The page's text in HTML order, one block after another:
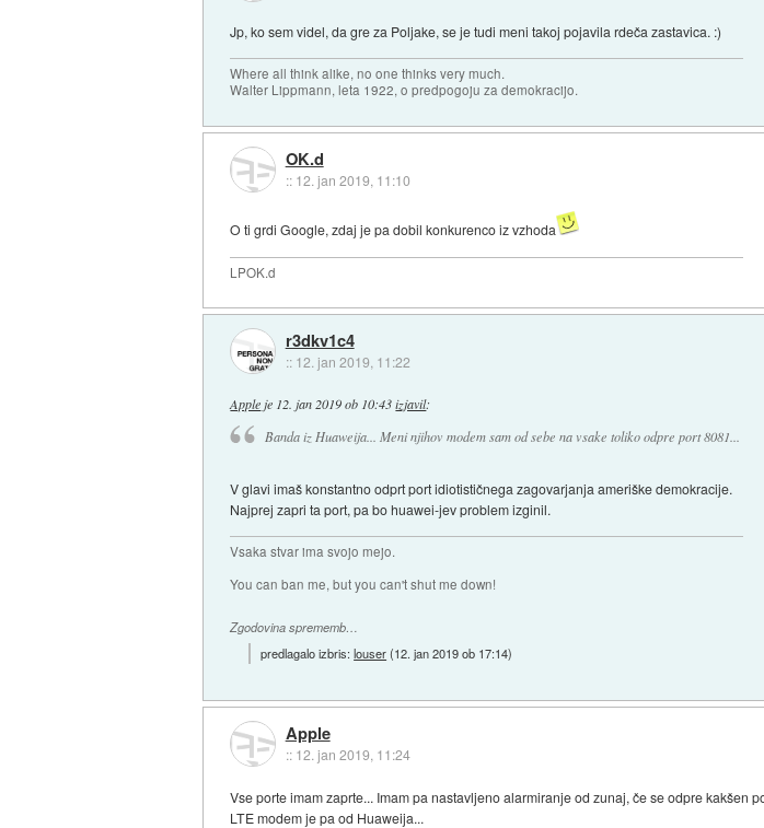
Jp, ko sem videl, da gre za Poljake, se je tudi meni takoj pojavila rdeča zastavica. :)
Where all think alike, no one thinks very much.
Walter Lippmann, leta 1922, o predpogoju za demokracijo.
OK.d
:: 12. jan 2019, 11:10
O ti grdi Google, zdaj je pa dobil konkurenco iz vzhoda
LPOK.d
r3dkv1c4
:: 12. jan 2019, 11:22
Apple je 12. jan 2019 ob 10:43 izjavil:
Banda iz Huaweija... Meni njihov modem sam od sebe na vsake toliko odpre port 8081...
V glavi imaš konstantno odprt port idiotističnega zagovarjanja ameriške demokracije.
Najprej zapri ta port, pa bo huawei-jev problem izginil.
Vsaka stvar ima svojo mejo.
You can ban me, but you can't shut me down!
Zgodovina sprememb…
predlagalo izbris:louser(12. jan 2019 ob 17:14)
Apple
:: 12. jan 2019, 11:24
Vse porte imam zaprte... Imam pa nastavljeno alarmiranje od zunaj, če se odpre kakšen
LTE modem je pa od Huaweija...